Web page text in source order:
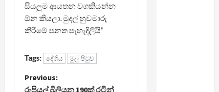
සියලුම ආයතන වගකියන්න
ඕන කියලා. මුදල් හුවමාරු
කිරීමේ පනත පැහැදිලියි”
Tags: දේශීය මුල් පිටුව
P
Previous:
රුපියල් බිලියන 190ක් රටින්